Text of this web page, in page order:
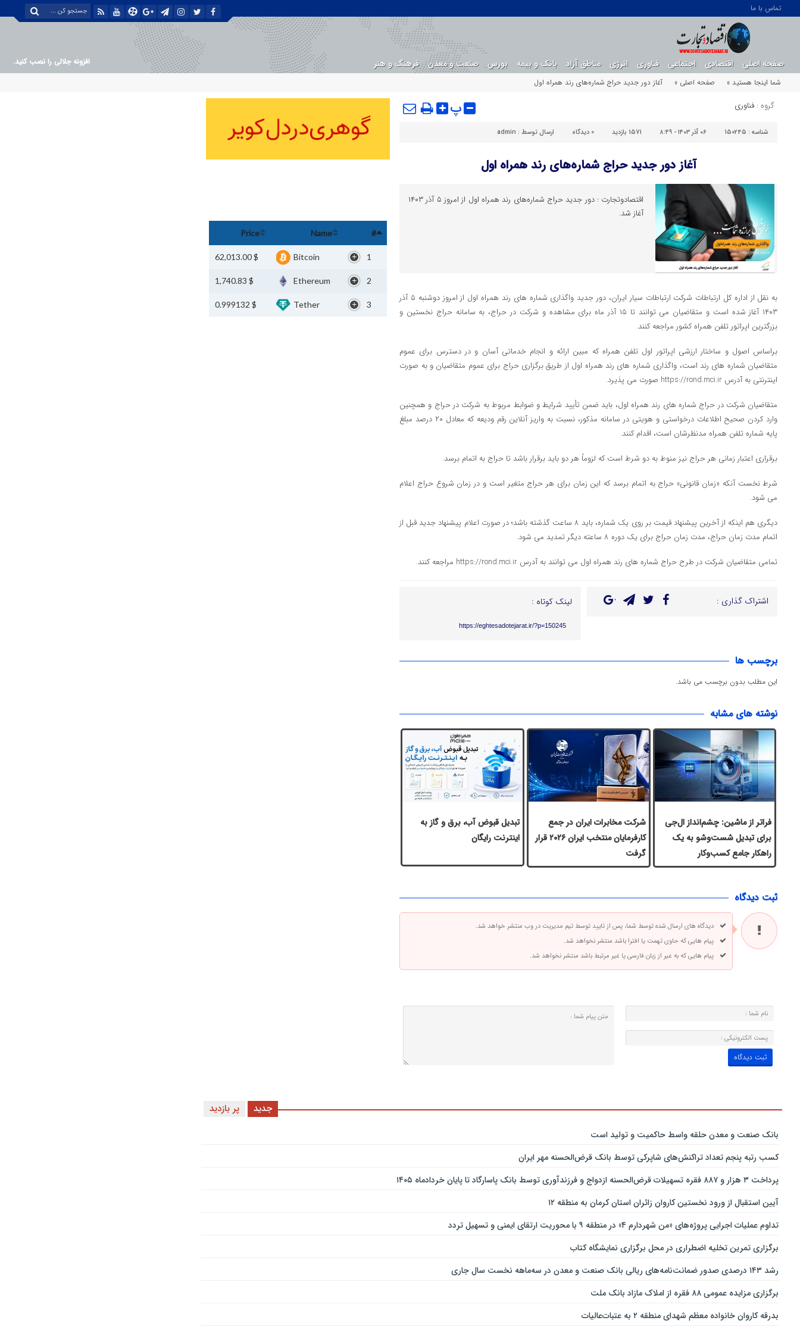
تماس با ما
صفحه اصلی اقتصادی اجتماعی فناوری انرژی مناطق آزاد بانک و بیمه بورس صنعت و معدن فرهنگ و هنر
افزونه جلالی را نصب کنید.
شما اینجا هستید »
صفحه اصلی » آغاز دور جدید حراج شماره‌های رند همراه اول
گروه : فناوری پ
شناسه : 150245 ۰۶ آذر ۱۴۰۳ - ۸:۴۹ 1571 بازدید 0 دیدگاه ارسال توسط : admin
آغاز دور جدید حراج شماره‌های رند همراه اول
اقتصادوتجارت : دور جدید حراج شماره‌های رند همراه اول از امروز ۵ آذر ۱۴۰۳
آغاز شد.
به نقل از اداره کل ارتباطات شرکت ارتباطات سیار ایران، دور جدید واگذاری شماره های رند همراه اول از امروز دوشنبه ۵ آذر
۱۴۰۳ آغاز شده است و متقاضیان می توانند تا ۱۵ آذر ماه برای مشاهده و شرکت در حراج، به سامانه حراج نخستین و
بزرگترین اپراتور تلفن همراه کشور مراجعه کنند.
براساس اصول و ساختار ارزشی اپراتور اول تلفن همراه که مبین ارائه و انجام خدماتی آسان و در دسترس برای عموم
متقاضیان شماره های رند است، واگذاری شماره های رند همراه اول از طریق برگزاری حراج برای عموم متقاضیان و به صورت
اینترنتی به آدرس https://rond.mci.ir صورت می پذیرد.
متقاضیان شرکت در حراج شماره های رند همراه اول، باید ضمن تأیید شرایط و ضوابط مربوط به شرکت در حراج و همچنین
وارد کردن صحیح اطلاعات درخواستی و هویتی در سامانه مذکور، نسبت به واریز آنلاین رقم ودیعه که معادل ۲۰ درصد مبلغ
پایه شماره تلفن همراه مدنظرشان است، اقدام کنند.
برقراری اعتبار زمانی هر حراج نیز منوط به دو شرط است که لزوماً هر دو باید برقرار باشد تا حراج به اتمام برسد.
شرط نخست آنکه «زمان قانونی» حراج به اتمام برسد که این زمان برای هر حراج متغیر است و در زمان شروع حراج اعلام
می شود.
دیگری هم اینکه از آخرین پیشنهاد قیمت بر روی یک شماره، باید ۸ ساعت گذشته باشد؛ در صورت اعلام پیشنهاد جدید قبل از
اتمام مدت زمان حراج، مدت زمان حراج برای یک دوره ۸ ساعته دیگر تمدید می شود.
تمامی متقاضیان شرکت در طرح حراج شماره های رند همراه اول می توانند به آدرس https://rond.mci.ir مراجعه کنند.
اشتراک گذاری : لینک کوتاه :
https://eghtesadotejarat.ir/?p=150245
برچسب ها
این مطلب بدون برچسب می باشد.
نوشته های مشابه
فراتر از ماشین: چشم‌انداز ال‌جی
برای تبدیل شست‌وشو به یک
راهکار جامع کسب‌وکار
شرکت مخابرات ایران در جمع
کارفرمایان منتخب ایران ۲۰۲۶ قرار
گرفت
تبدیل قبوض آب، برق و گاز به
اینترنت رایگان
ثبت دیدگاه
دیدگاه های ارسال شده توسط شما، پس از تایید توسط تیم مدیریت در وب منتشر خواهد شد.
پیام هایی که حاوی تهمت یا افترا باشد منتشر نخواهد شد.
پیام هایی که به غیر از زبان فارسی یا غیر مرتبط باشد منتشر نخواهد شد.
#
Name
Price
1
Bitcoin
$ 62,013.00
2
Ethereum
$ 1,740.83
3
Tether
$ 0.999132
پر بازدید جدید
بانك صنعت و معدن حلقه واسط حاكمیت و تولید است
کسب رتبه پنجم تعداد تراکنش‌های شاپرکی توسط بانک قرض‌الحسنه مهر ایران
پرداخت ۳ هزار و ۸۸۷ فقره تسهیلات قرض‌الحسنه ازدواج و فرزندآوری توسط بانک پاسارگاد تا پایان خردادماه ۱۴۰۵
آیین استقبال از ورود نخستین کاروان زائران استان کرمان به منطقه ۱۲
تداوم عملیات اجرایی پروژه‌های «من شهردارم ۴» در منطقه ۹ با محوریت ارتقای ایمنی و تسهیل تردد
برگزاری تمرین تخلیه اضطراری در محل برگزاری نمایشگاه کتاب
رشد ۱۴۳ درصدی صدور ضمانت‌نامه‌های ریالی بانک صنعت و معدن در سه‌ماهه نخست سال جاری
برگزاری مزایده عمومی ۸۸ فقره از املاک مازاد بانک ملت
بدرقه کاروان خانواده معظم شهدای منطقه ۲ به عتبات‌عالیات